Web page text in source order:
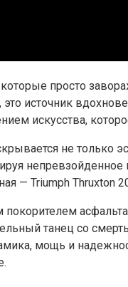
просто
источник
искусства,
не только
— Triumph
танец со
мощь и